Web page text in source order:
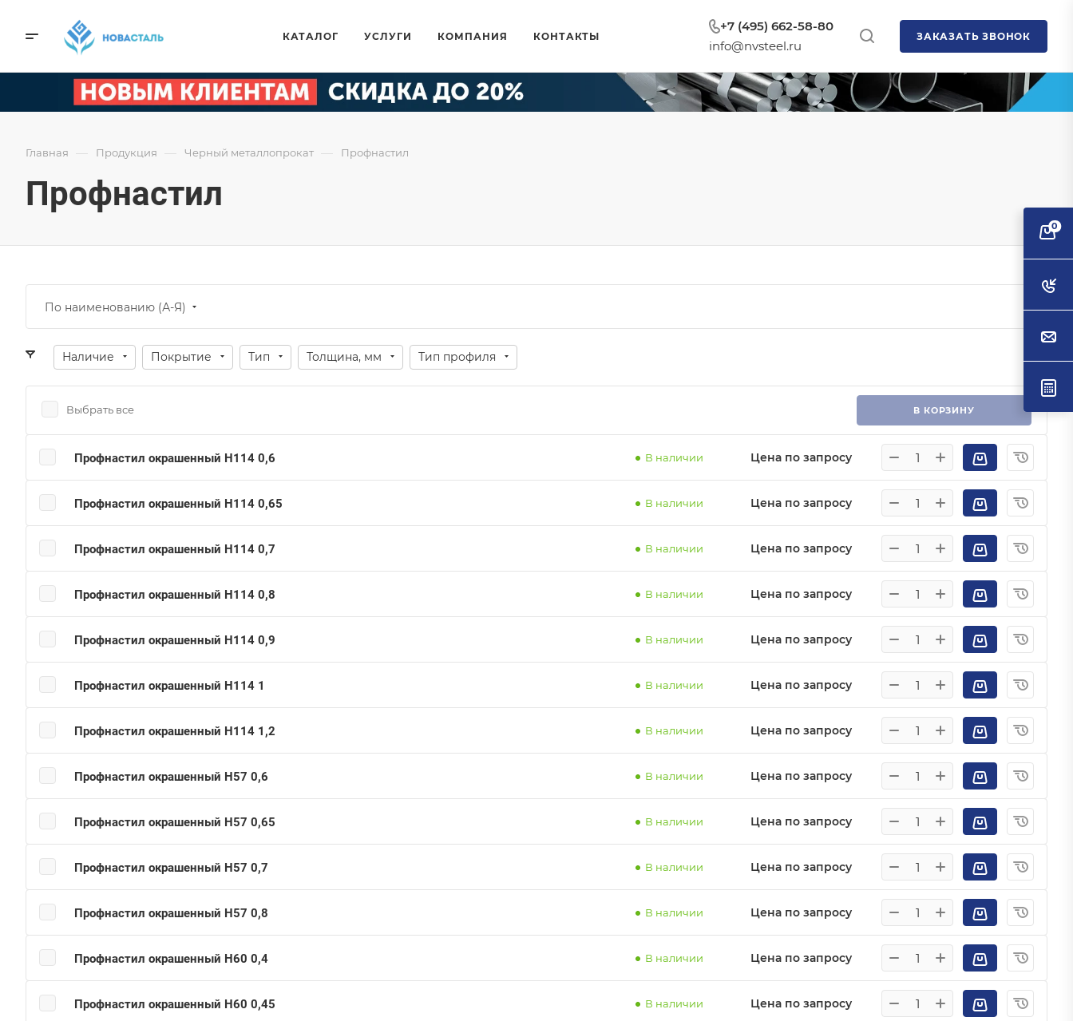
КАТАЛОГ УСЛУГИ КОМПАНИЯ КОНТАКТЫ
+7 (495) 662-58-80
info@nvsteel.ru
ЗАКАЗАТЬ ЗВОНОК
Главная — Продукция — Черный металлопрокат — Профнастил
Профнастил
По наименованию (А-Я)
Наличие Покрытие Тип Толщина, мм Тип профиля
Выбрать все В КОРЗИНУ
Профнастил окрашенный Н114 0,6 В наличии Цена по запросу
Профнастил окрашенный Н114 0,65 В наличии Цена по запросу
Профнастил окрашенный Н114 0,7 В наличии Цена по запросу
Профнастил окрашенный Н114 0,8 В наличии Цена по запросу
Профнастил окрашенный Н114 0,9 В наличии Цена по запросу
Профнастил окрашенный Н114 1 В наличии Цена по запросу
Профнастил окрашенный Н114 1,2 В наличии Цена по запросу
Профнастил окрашенный Н57 0,6 В наличии Цена по запросу
Профнастил окрашенный Н57 0,65 В наличии Цена по запросу
Профнастил окрашенный Н57 0,7 В наличии Цена по запросу
Профнастил окрашенный Н57 0,8 В наличии Цена по запросу
Профнастил окрашенный Н60 0,4 В наличии Цена по запросу
Профнастил окрашенный Н60 0,45 В наличии Цена по запросу
0